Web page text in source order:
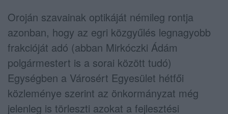
Oroján szavainak optikáját némileg rontja
azonban, hogy az egri közgyűlés legnagyobb
frakcióját adó (abban Mirkóczki Ádám
polgármestert is a sorai között tudó)
Egységben a Városért Egyesület hétfői
közleménye szerint az önkormányzat még
jelenleg is törleszti azokat a fejlesztési